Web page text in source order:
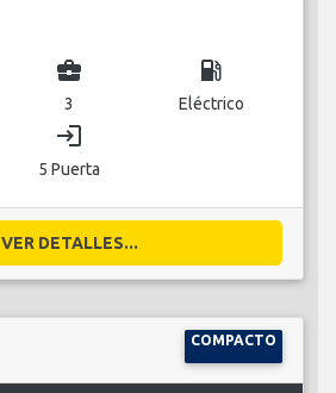
business_center
3
local_gas_station
Eléctrico
login
5 Puerta
VER DETALLES...
COMPACTO